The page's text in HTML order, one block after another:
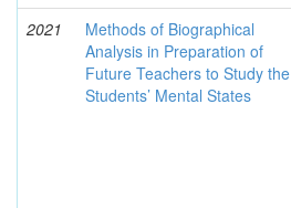
2021
Methods of Biographical
Analysis in Preparation of
Future Teachers to Study the
Students’ Mental States